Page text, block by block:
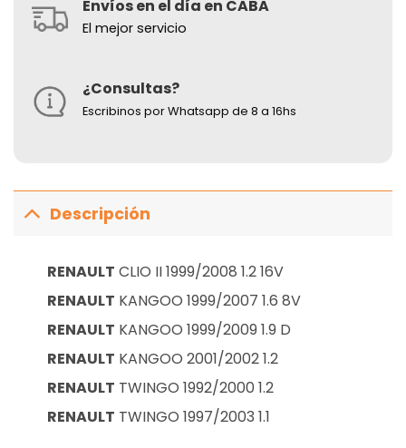
Envíos en el día en CABA
El mejor servicio
¿Consultas?
Escribinos por Whatsapp de 8 a 16hs
Descripción
RENAULT CLIO II 1999/2008 1.2 16V
RENAULT KANGOO 1999/2007 1.6 8V
RENAULT KANGOO 1999/2009 1.9 D
RENAULT KANGOO 2001/2002 1.2
RENAULT TWINGO 1992/2000 1.2
RENAULT TWINGO 1997/2003 1.1